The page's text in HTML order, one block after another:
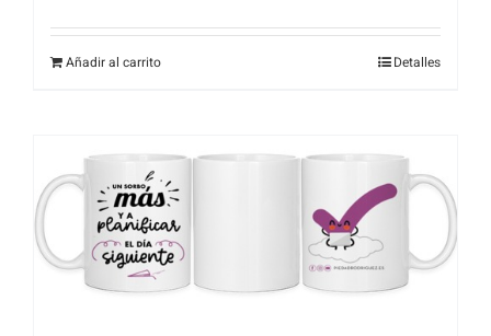
Añadir al carrito Detalles